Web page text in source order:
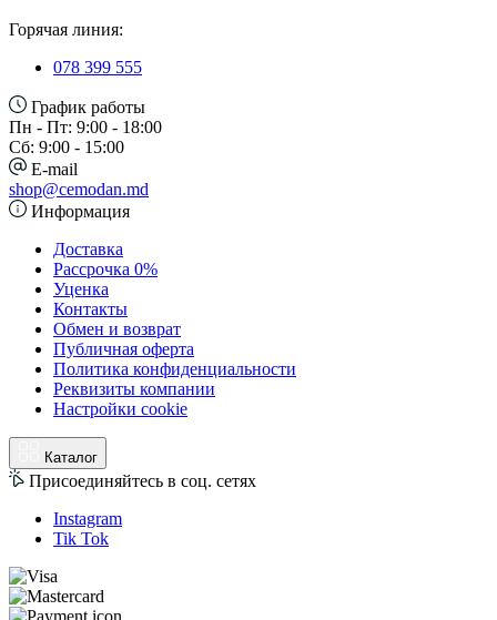
Горячая линия:
078 399 555
График работы
Пн - Пт: 9:00 - 18:00
Сб: 9:00 - 15:00
E-mail
shop@cemodan.md
Информация
Доставка
Рассрочка 0%
Уценка
Контакты
Обмен и возврат
Публичная оферта
Политика конфиденциальности
Реквизиты компании
Настройки cookie
Каталог
Присоединяйтесь в соц. сетях
Instagram
Tik Tok